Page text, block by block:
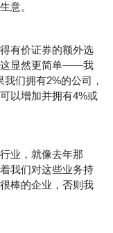
意。
有价证券的额外选
这显然更简单——我
们拥有2%的公司，
以增加并拥有4%或
业，就像去年那
我们对这些业务持
棒的企业，否则我